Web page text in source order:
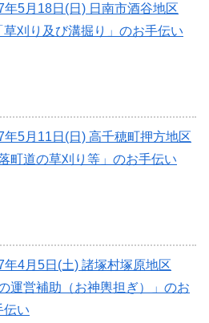
年5月18日(日) 日南市酒谷地区
草刈り及び溝掘り」のお手伝い
年5月11日(日) 高千穂町押方地区
町道の草刈り等」のお手伝い
年4月5日(土) 諸塚村塚原地区
運営補助（お神輿担ぎ）」のお
伝い